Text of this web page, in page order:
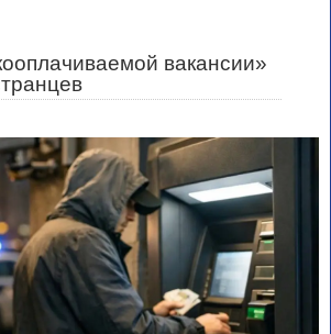
вакансии»